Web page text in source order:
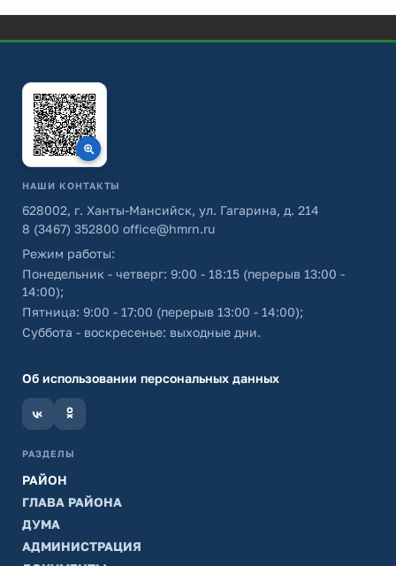
НАШИ КОНТАКТЫ
628002, г. Ханты-Мансийск, ул. Гагарина, д. 214
8 (3467) 352800 office@hmrn.ru
Режим работы:
Понедельник - четверг: 9:00 - 18:15 (перерыв 13:00 -
14:00);
Пятница: 9:00 - 17:00 (перерыв 13:00 - 14:00);
Суббота - воскресенье: выходные дни.
Об использовании персональных данных
РАЗДЕЛЫ
РАЙОН
ГЛАВА РАЙОНА
ДУМА
АДМИНИСТРАЦИЯ